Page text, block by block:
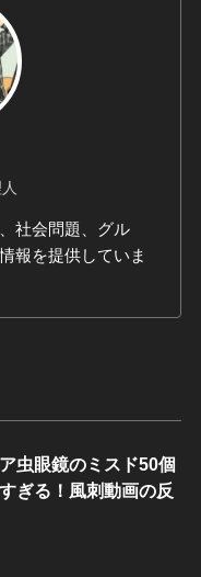
社会問題、グル
報を提供していま
虫眼鏡のミスド50個
ぎる！風刺動画の反